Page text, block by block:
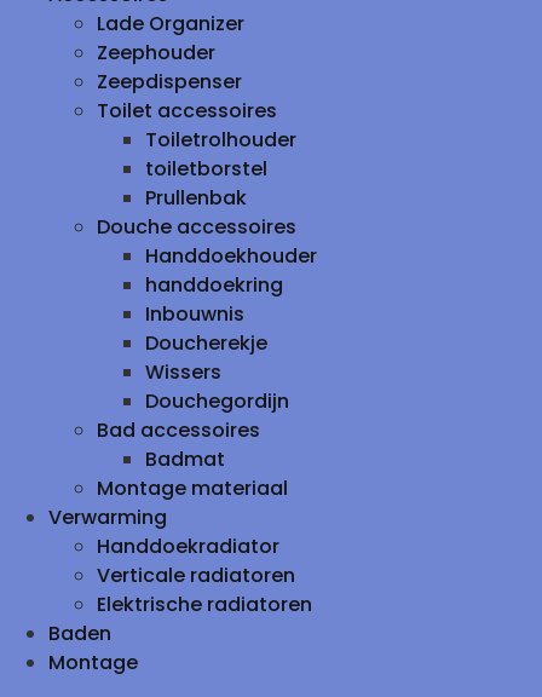
Lade Organizer
Zeephouder
Zeepdispenser
Toilet accessoires
Toiletrolhouder
toiletborstel
Prullenbak
Douche accessoires
Handdoekhouder
handdoekring
Inbouwnis
Doucherekje
Wissers
Douchegordijn
Bad accessoires
Badmat
Montage materiaal
Verwarming
Handdoekradiator
Verticale radiatoren
Elektrische radiatoren
Baden
Montage